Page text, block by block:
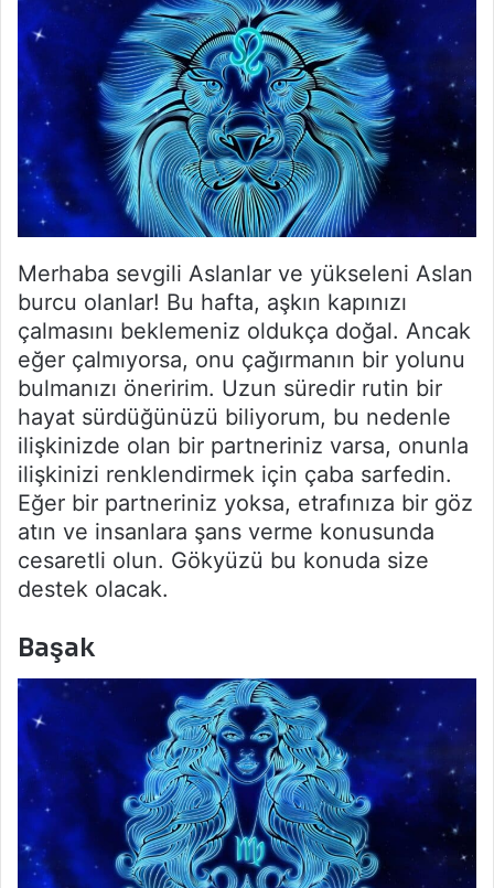
Merhaba sevgili Aslanlar ve yükseleni Aslan
burcu olanlar! Bu hafta, aşkın kapınızı
çalmasını beklemeniz oldukça doğal. Ancak
eğer çalmıyorsa, onu çağırmanın bir yolunu
bulmanızı öneririm. Uzun süredir rutin bir
hayat sürdüğünüzü biliyorum, bu nedenle
ilişkinizde olan bir partneriniz varsa, onunla
ilişkinizi renklendirmek için çaba sarfedin.
Eğer bir partneriniz yoksa, etrafınıza bir göz
atın ve insanlara şans verme konusunda
cesaretli olun. Gökyüzü bu konuda size
destek olacak.
Başak